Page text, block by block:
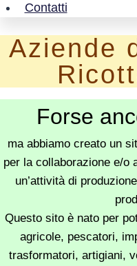
Contatti
Aziende
Forse
ma abbiamo creato un
per la collaborazione e/o
un’attività di
Questo sito è nato per
agricole, pescatori,
trasformatori, artigiani,